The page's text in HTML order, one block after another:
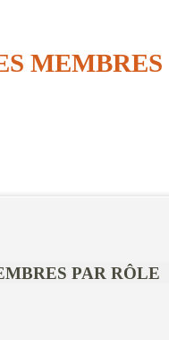
MEMBRES
PAR RÔLE